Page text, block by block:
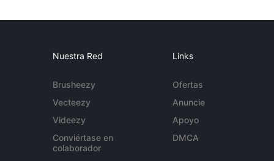
Nuestra Red
Brusheezy
Vecteezy
Videezy
Conviértase en
colaborador
Links
Ofertas
Anuncie
Apoyo
DMCA